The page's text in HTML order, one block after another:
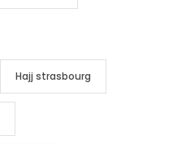
Hajj strasbourg